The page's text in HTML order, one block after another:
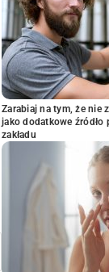
Zarabiaj na tym, że nie
jako dodatkowe
zakładu